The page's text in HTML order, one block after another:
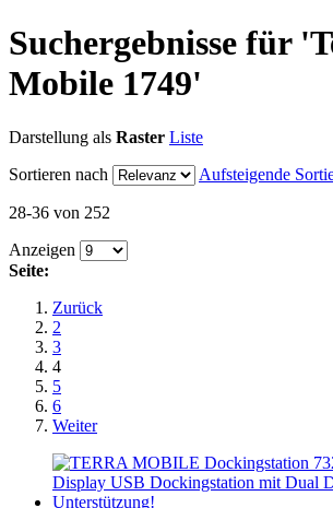
Suchergebnisse für
Mobile 1749'
Darstellung als Raster Liste
Sortieren nach
Aufsteigende
28-36 von 252
Anzeigen
Seite:
Zurück
2
3
4
5
6
Weiter